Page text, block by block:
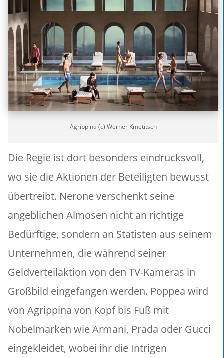
Agrippina (c) Werner Kmetitsch
Die Regie ist dort besonders eindrucksvoll,
wo sie die Aktionen der Beteiligten bewusst
übertreibt. Nerone verschenkt seine
angeblichen Almosen nicht an richtige
Bedürftige, sondern an Statisten aus seinem
Unternehmen, die während seiner
Geldverteilaktion von den TV-Kameras in
Großbild eingefangen werden. Poppea wird
von Agrippina von Kopf bis Fuß mit
Nobelmarken wie Armani, Prada oder Gucci
eingekleidet, wobei ihr die Intrigen